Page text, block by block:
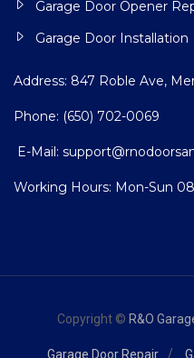
Garage Door Opener
Garage Door Installation
Address: 847 Roble Ave,
Phone: (650) 702-0069
E-Mail:
Working Hours: Mon-Sun
Copyright © R&O
Garage Door Repair